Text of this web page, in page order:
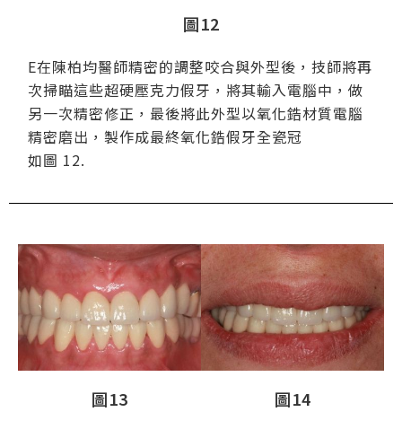
圖12
E在陳柏均醫師精密的調整咬合與外型後，技師將再
次掃瞄這些超硬壓克力假牙，將其輸入電腦中，做
另一次精密修正，最後將此外型以氧化鋯材質電腦
精密磨出，製作成最終氧化鋯假牙全瓷冠
如圖 12.
圖13 圖14